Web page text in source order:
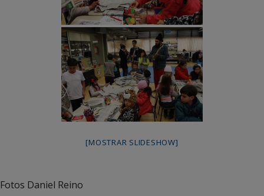
[MOSTRAR SLIDESHOW]
Fotos Daniel Reino